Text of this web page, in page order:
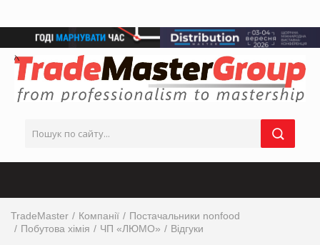
TradeMaster Компанії
Постачальники nonfood
Побутова хімія
ЧП «ЛЮМО» Відгуки